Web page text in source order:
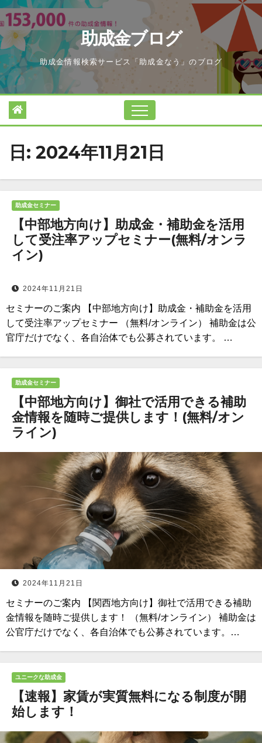
Skip
to
content
助成金ブログ
助成金情報検索サービス「助成金なう」のブログ
日: 2024年11月21日
助成金セミナー
【中部地方向け】助成金・補助金を活用
して受注率アップセミナー(無料/オンラ
イン)
2024年11月21日
セミナーのご案内 【中部地方向け】助成金・補助金を活用
して受注率アップセミナー （無料/オンライン） 補助金は公
官庁だけでなく、各自治体でも公募されています。 …
助成金セミナー
【中部地方向け】御社で活用できる補助
金情報を随時ご提供します！(無料/オン
ライン)
2024年11月21日
セミナーのご案内 【関西地方向け】御社で活用できる補助
金情報を随時ご提供します！ （無料/オンライン） 補助金は
公官庁だけでなく、各自治体でも公募されています。…
ユニークな助成金
【速報】家賃が実質無料になる制度が開
始します！